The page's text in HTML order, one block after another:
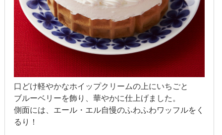
2015年2月
2015年1月
2014年12月
2014年11月
2014年10月
口どけ軽やかなホイップクリームの上にいちごと
ブルーベリーを飾り、華やかに仕上げました。
側面には、エール・エル自慢のふわふわワッフルをく
るり！